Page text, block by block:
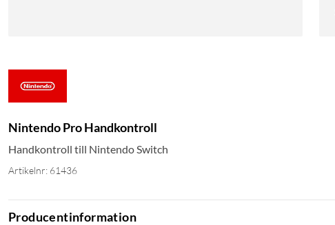
Nintendo Pro Handkontroll
Handkontroll till Nintendo Switch
Artikelnr: 61436
Producentinformation